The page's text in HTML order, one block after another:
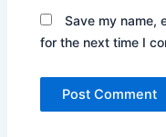
Save my name,
for the next time I